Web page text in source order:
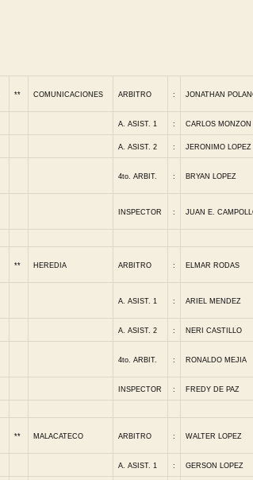
** COMUNICACIONES ARBITRO : JONATHAN
A. ASIST. 1 : CARLOS MONZON
A. ASIST. 2 : JERONIMO LOPEZ
4to. ARBIT. : BRYAN LOPEZ
INSPECTOR : JUAN E.
** HEREDIA ARBITRO : ELMAR RODAS
A. ASIST. 1 : ARIEL MENDEZ
A. ASIST. 2 : NERI CASTILLO
4to. ARBIT. : RONALDO MEJIA
INSPECTOR : FREDY DE PAZ
** MALACATECO ARBITRO : WALTER LOPEZ
A. ASIST. 1 : GERSON LOPEZ